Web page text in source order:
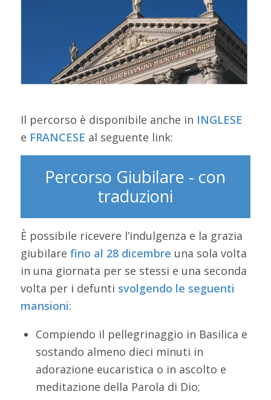
Il percorso è disponibile anche in INGLESE
e FRANCESE al seguente link:
Percorso Giubilare - con
traduzioni
È possibile ricevere l’indulgenza e la grazia
giubilare fino al 28 dicembre una sola volta
in una giornata per se stessi e una seconda
volta per i defunti svolgendo le seguenti
mansioni:
Compiendo il pellegrinaggio in Basilica e
sostando almeno dieci minuti in
adorazione eucaristica o in ascolto e
meditazione della Parola di Dio;